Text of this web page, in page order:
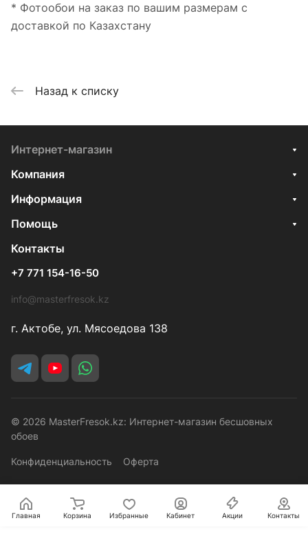
* Фотообои на заказ по вашим размерам с
доставкой по Казахстану
Назад к списку
Интернет-магазин
Компания
Информация
Помощь
Контакты
+7 771 154-16-50
info@masterfresok.kz
г. Актобе, ул. Мясоедова 138
© 2026 MasterFresok.kz: Интернет-магазин бесшовных
обоев
Конфиденциальность Оферта
Главная Корзина Избранные Кабинет Акции Контакты